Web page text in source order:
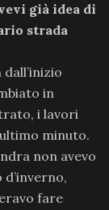
già idea di
strada
in
i lavori
minuto.
non avevo
fare